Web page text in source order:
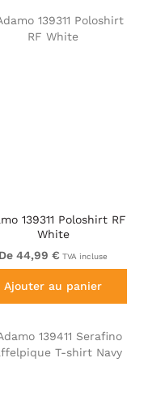
139311 Poloshirt RF
White
De 44,99 € TVA incluse
Ajouter au panier